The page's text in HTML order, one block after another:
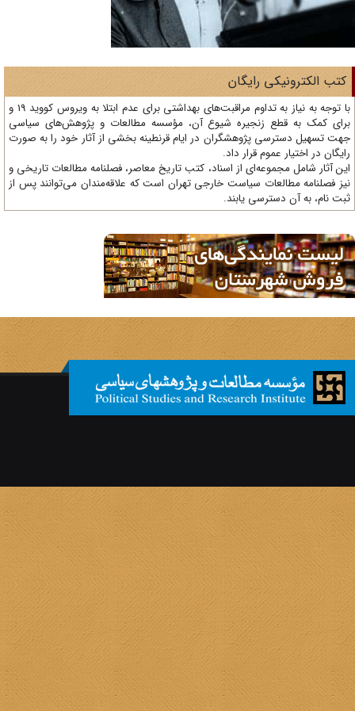
الکترونیکی رایگان
با توجه به نیاز به تداوم مراقبت‌های بهداشتی برای عدم ابتلا به ویروس کووید 19 و
کمک به قطع زنجیره شیوع آن، مؤسسه مطالعات و پژوهش‌های سیاسی
تسهیل دسترسی پژوهشگران در ایام قرنطینه بخشی از آثار خود را به صورت
در اختیار عموم قرار داد.
آثار شامل مجموعه‌ای از اسناد، کتب تاریخ معاصر، فصلنامه‌ مطالعات تاریخی و
فصلنامه مطالعات سیاست خارجی تهران است که علاقه‌مندان می‌توانند پس از
نام، به آن دسترسی یابند.